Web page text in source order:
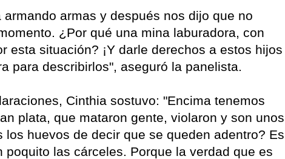
armas y después nos dijo que no
¿Por qué una mina laburadora, con
esta situación? ¡Y darle derechos a estos hijos
para describirlos", aseguró la panelista.
Cinthia sostuvo: "Encima tenemos
plata, que mataron gente, violaron y son unos
huevos de decir que se queden adentro? Es
las cárceles. Porque la verdad que es